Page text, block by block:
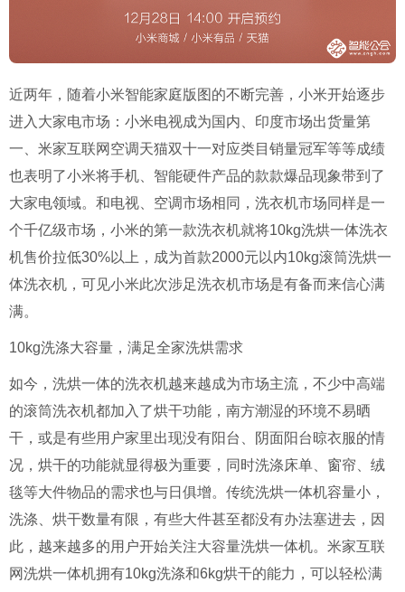
近两年，随着小米智能家庭版图的不断完善，小米开始逐步
进入大家电市场：小米电视成为国内、印度市场出货量第
一、米家互联网空调天猫双十一对应类目销量冠军等等成绩
也表明了小米将手机、智能硬件产品的款款爆品现象带到了
大家电领域。和电视、空调市场相同，洗衣机市场同样是一
个千亿级市场，小米的第一款洗衣机就将10kg洗烘一体洗衣
机售价拉低30%以上，成为首款2000元以内10kg滚筒洗烘一
体洗衣机，可见小米此次涉足洗衣机市场是有备而来信心满
满。
10kg洗涤大容量，满足全家洗烘需求
如今，洗烘一体的洗衣机越来越成为市场主流，不少中高端
的滚筒洗衣机都加入了烘干功能，南方潮湿的环境不易晒
干，或是有些用户家里出现没有阳台、阴面阳台晾衣服的情
况，烘干的功能就显得极为重要，同时洗涤床单、窗帘、绒
毯等大件物品的需求也与日俱增。传统洗烘一体机容量小，
洗涤、烘干数量有限，有些大件甚至都没有办法塞进去，因
此，越来越多的用户开始关注大容量洗烘一体机。米家互联
网洗烘一体机拥有10kg洗涤和6kg烘干的能力，可以轻松满